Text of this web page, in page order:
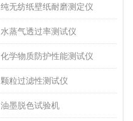
纯无纺纸壁纸耐磨测定仪
水蒸气透过率测试仪
化学物质防护性能测试仪
颗粒过滤性测试仪
油墨脱色试验机